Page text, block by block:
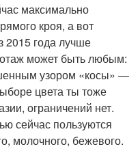
максимально
кроя, а вот
2015 года лучше
может быть любым:
узором «косы» —
цвета ты тоже
ограничений нет.
сейчас пользуются
молочного, бежевого.